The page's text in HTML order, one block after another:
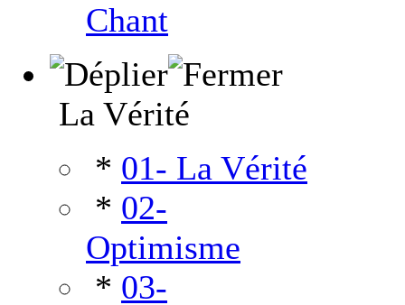
Chant
La Vérité
* 01- La Vérité
* 02-
Optimisme
* 03-